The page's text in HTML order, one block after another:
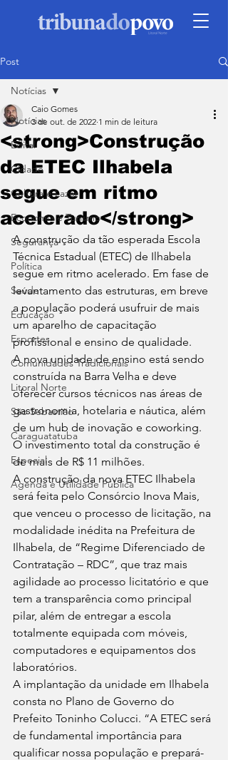
Post
Notícias
Edital
Cidade
Cultura e Lazer
Economia e Turismo
Segurança
Política
Saúde
Educação
Esportes
Comunidades Tradicionais
Litoral Norte
São Sebastião
Caraguatatuba
Especial
Agenda e Utilidade Pública
Notícias
<strong>Construção
da ETEC Ilhabela
segue em ritmo
acelerado</strong>
Caio Gomes
3 de out. de 2022 1 min de leitura
A construção da tão esperada Escola
Técnica Estadual (ETEC) de Ilhabela
segue em ritmo acelerado. Em fase de
levantamento das estruturas, em breve
a população poderá usufruir de mais
um aparelho de capacitação
profissional e ensino de qualidade.
A nova unidade de ensino está sendo
construída na Barra Velha e deve
oferecer cursos técnicos nas áreas de
gastronomia, hotelaria e náutica, além
de um hub de inovação e coworking.
O investimento total da construção é
de mais de R$ 11 milhões.
A construção da nova ETEC Ilhabela
será feita pelo Consórcio Inova Mais,
que venceu o processo de licitação, na
modalidade inédita na Prefeitura de
Ilhabela, de “Regime Diferenciado de
Contratação – RDC”, que traz mais
agilidade ao processo licitatório e que
tem a transparência como principal
pilar, além de entregar a escola
totalmente equipada com móveis,
computadores e equipamentos dos
laboratórios.
A implantação da unidade em Ilhabela
consta no Plano de Governo do
Prefeito Toninho Colucci. “A ETEC será
de fundamental importância para
qualificar nossa população e prepará-